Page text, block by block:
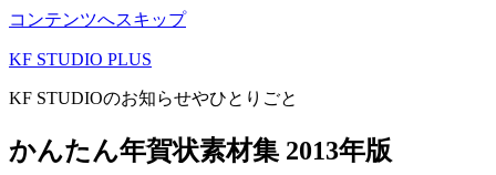
コンテンツへスキップ
KF STUDIO PLUS
KF STUDIOのお知らせやひとりごと
かんたん年賀状素材集 2013年版